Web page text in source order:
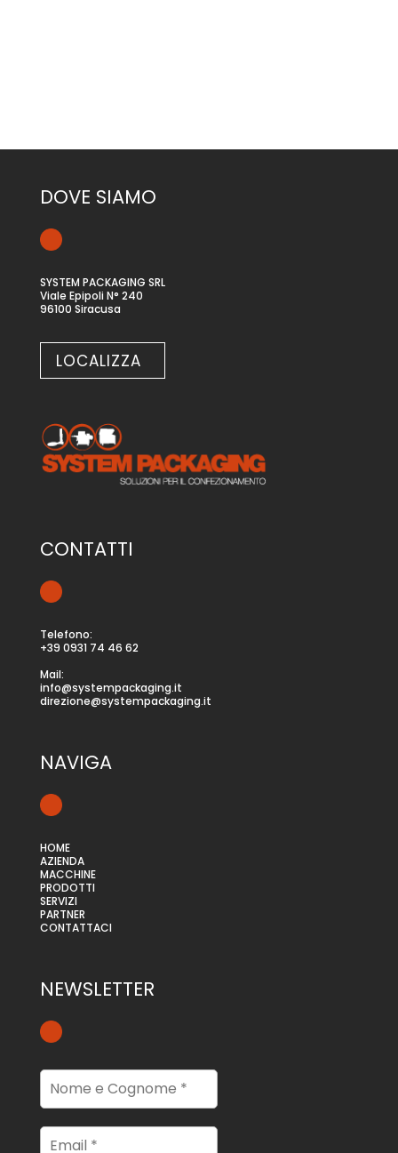
DOVE SIAMO
SYSTEM PACKAGING SRL
Viale Epipoli N° 240
96100 Siracusa
LOCALIZZA
CONTATTI
Telefono:
+39 0931 74 46 62
Mail:
info@systempackaging.it
direzione@systempackaging.it
NAVIGA
HOME
AZIENDA
MACCHINE
PRODOTTI
SERVIZI
PARTNER
CONTATTACI
NEWSLETTER